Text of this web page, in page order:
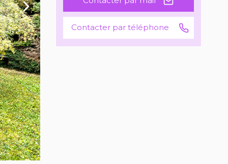
Contacter par téléphone